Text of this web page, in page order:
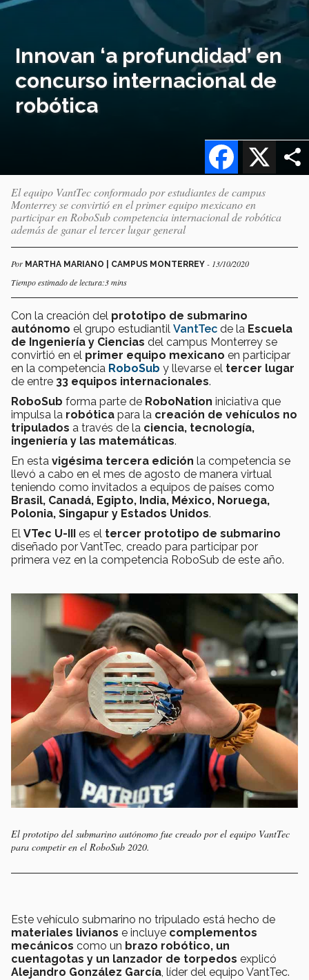
Innovan ‘a profundidad’ en
concurso internacional de
robótica
X
Facebook
El equipo VantTec conformado por estudiantes de campus
Monterrey se convirtió en el primer equipo mexicano en
participar en RoboSub competencia internacional de robótica
además de ganar el tercer lugar general
Por MARTHA MARIANO | CAMPUS MONTERREY - 13/10/2020
Tiempo estimado de lectura:3 mins
Con la creación del prototipo de submarino
autónomo el grupo estudiantil VantTec de la Escuela
de Ingeniería y Ciencias del campus Monterrey se
convirtió en el primer equipo mexicano en participar
en la competencia RoboSub y llevarse el tercer lugar
de entre 33 equipos internacionales.
RoboSub forma parte de RoboNation iniciativa que
impulsa la robótica para la creación de vehículos no
tripulados a través de la ciencia, tecnología,
ingeniería y las matemáticas.
En esta vigésima tercera edición la competencia se
llevó a cabo en el mes de agosto de manera virtual
teniendo como invitados a equipos de países como
Brasil, Canadá, Egipto, India, México, Noruega,
Polonia, Singapur y Estados Unidos.
El VTec U-III es el tercer prototipo de submarino
diseñado por VantTec, creado para participar por
primera vez en la competencia RoboSub de este año.
El prototipo del submarino autónomo fue creado por el equipo VantTec
para competir en el RoboSub 2020.
Este vehículo submarino no tripulado está hecho de
materiales livianos e incluye complementos
mecánicos como un brazo robótico, un
cuentagotas y un lanzador de torpedos explicó
Alejandro González García, líder del equipo VantTec.